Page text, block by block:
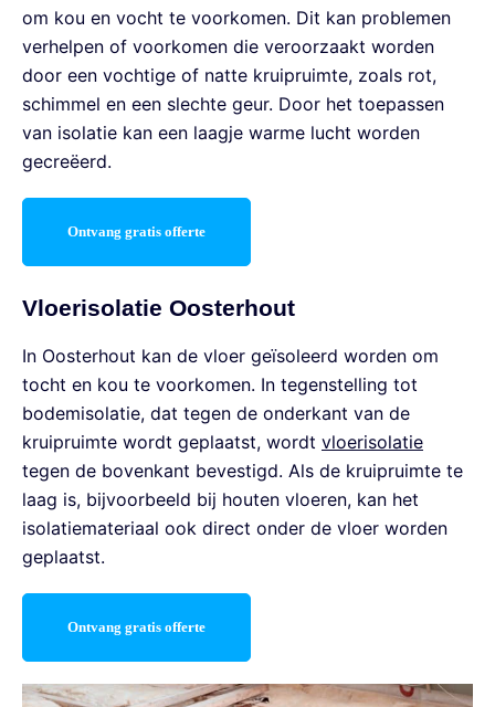
om kou en vocht te voorkomen. Dit kan problemen
verhelpen of voorkomen die veroorzaakt worden
door een vochtige of natte kruipruimte, zoals rot,
schimmel en een slechte geur. Door het toepassen
van isolatie kan een laagje warme lucht worden
gecreëerd.
Ontvang gratis offerte
Vloerisolatie Oosterhout
In Oosterhout kan de vloer geïsoleerd worden om
tocht en kou te voorkomen. In tegenstelling tot
bodemisolatie, dat tegen de onderkant van de
kruipruimte wordt geplaatst, wordt vloerisolatie
tegen de bovenkant bevestigd. Als de kruipruimte te
laag is, bijvoorbeeld bij houten vloeren, kan het
isolatiemateriaal ook direct onder de vloer worden
geplaatst.
Ontvang gratis offerte